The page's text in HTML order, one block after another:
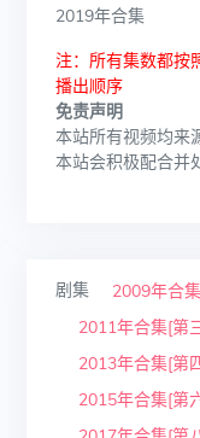
2019年合集
注：所有集数都按
播出顺序
免责声明
本站所有视频均来
本站会积极配合并
剧集 2009年合
2011年合集[第
2013年合集[第
2015年合集[第